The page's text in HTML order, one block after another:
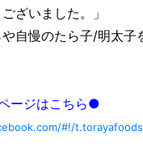
ざいました。」
自慢のたら子/明太子
ージはこちら●
#!/t.torayafoods